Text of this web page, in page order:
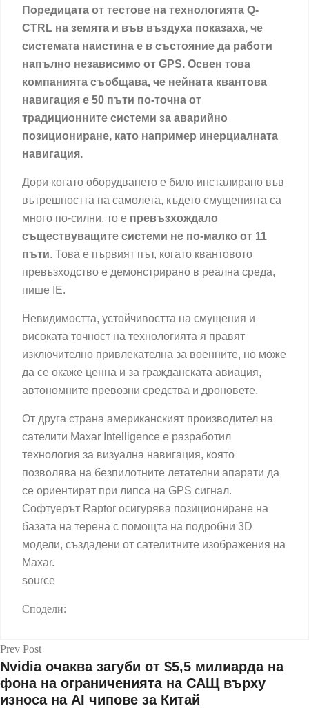
Поредицата от тестове на технологията Q-
CTRL на земята и във въздуха показаха, че
системата наистина е в състояние да работи
напълно независимо от GPS. Освен това
компанията съобщава, че нейната квантова
навигация е 50 пъти по-точна от
традиционните системи за аварийно
позициониране, като например инерциалната
навигация.
Дори когато оборудването е било инсталирано във
вътрешността на самолета, където смущенията са
много по-силни, то е превъзхождало
съществуващите системи не по-малко от 11
пъти. Това е първият път, когато квантовото
превъзходство е демонстрирано в реална среда,
пише IE.
Невидимостта, устойчивостта на смущения и
високата точност на технологията я правят
изключително привлекателна за военните, но може
да се окаже ценна и за гражданската авиация,
автономните превозни средства и дроновете.
От друга страна американският производител на
сателити Maxar Intelligence е разработил
технология за визуална навигация, която
позволява на безпилотните летателни апарати да
се ориентират при липса на GPS сигнал.
Софтуерът Raptor осигурява позициониране на
базата на терена с помощта на подробни 3D
модели, създадени от сателитните изображения на
Maxar.
source
Сподели:
Prev Post
Nvidia очаква загуби от $5,5 милиарда на
фона на ограниченията на САЩ върху
износа на AI чипове за Китай